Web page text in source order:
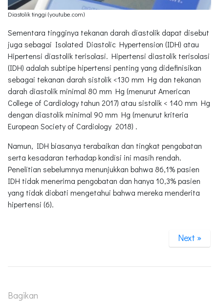
Diastolik tinggi (youtube.com)
Sementara tingginya tekanan darah diastolik dapat disebut
juga sebagai Isolated Diastolic Hypertension (IDH) atau
Hipertensi diastolik terisolasi. Hipertensi diastolik terisolasi
(IDH) adalah subtipe hipertensi penting yang didefinisikan
sebagai tekanan darah sistolik <130 mm Hg dan tekanan
darah diastolik minimal 80 mm Hg (menurut American
College of Cardiology tahun 2017) atau sistolik < 140 mm Hg
dengan diastolik minimal 90 mm Hg (menurut kriteria
European Society of Cardiology 2018) .
Namun, IDH biasanya terabaikan dan tingkat pengobatan
serta kesadaran terhadap kondisi ini masih rendah.
Penelitian sebelumnya menunjukkan bahwa 86,1% pasien
IDH tidak menerima pengobatan dan hanya 10,3% pasien
yang tidak diobati mengetahui bahwa mereka menderita
hipertensi (6).
Next »
Bagikan